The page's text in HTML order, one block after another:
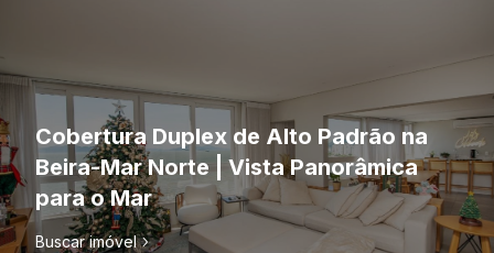
Cobertura Duplex de Alto Padrão na
Beira-Mar Norte | Vista Panorâmica
para o Mar
Buscar imóvel